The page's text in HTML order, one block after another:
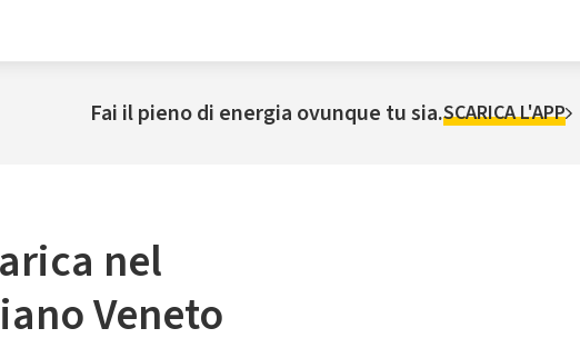
Fai il pieno di energia ovunque tu sia.SCARICA L'APP
nel
Veneto